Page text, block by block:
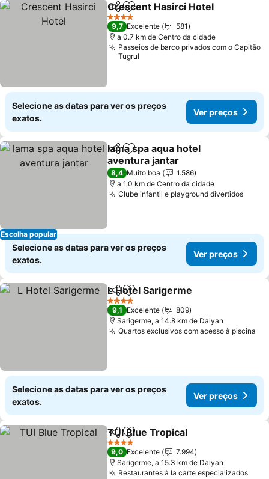
PartilharAdicionar aos favoritos
Crescent Hasirci Hotel
4 Estrelas
9,7 Excelente
581
a 0.7 km de Centro da cidade
Passeios de barco privados com o Capitão
Tugrul
Selecione as datas para ver os preços
exatos.
Ver preços
Escolha popular
PartilharAdicionar aos favoritos
lama spa aqua hotel
aventura jantar
Ver preços
8,4 Muito boa
1.586
a 1.0 km de Centro da cidade
Clube infantil e playground divertidosVer
Selecione as datas para ver os preços
exatos.
Ver preços
PartilharAdicionar aos favoritos
L Hotel Sarigerme
4 Estrelas
9,1 Excelente
809
Sarigerme, a 14.8 km de Dalyan
Quartos exclusivos com acesso à piscina
Selecione as datas para ver os preços
exatos.
Ver preços
PartilharAdicionar aos favoritos
TUI Blue Tropical
4 Estrelas
9,0 Excelente
7.994
Sarigerme, a 15.3 km de Dalyan
Restaurantes à la carte especializadosVer